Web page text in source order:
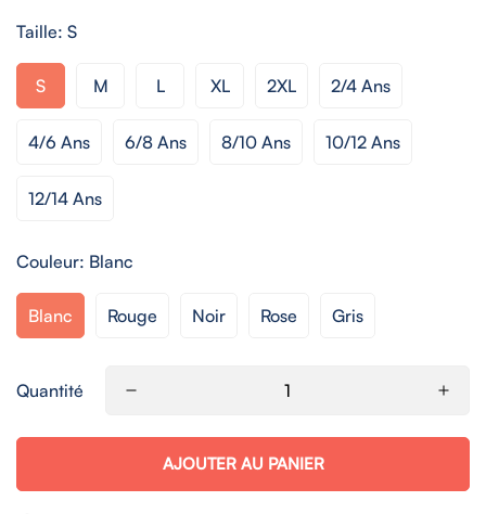
habituel
Taille: S
S M L XL 2XL 2/4 Ans
4/6 Ans 6/8 Ans 8/10 Ans 10/12 Ans
12/14 Ans
Couleur: Blanc
Blanc Rouge Noir Rose Gris
Quantité
AJOUTER AU PANIER